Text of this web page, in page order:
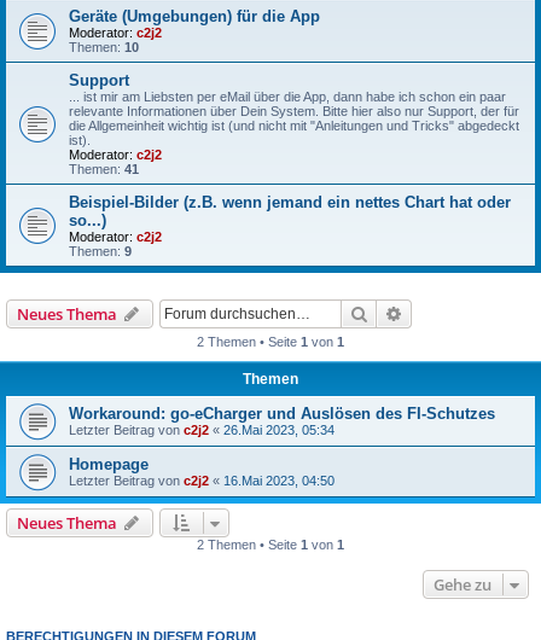
Geräte (Umgebungen) für die App
Moderator: c2j2
Themen: 10
Support
... ist mir am Liebsten per eMail über die App, dann habe ich schon ein paar
relevante Informationen über Dein System. Bitte hier also nur Support, der für
die Allgemeinheit wichtig ist (und nicht mit "Anleitungen und Tricks" abgedeckt
ist).
Moderator: c2j2
Themen: 41
Beispiel-Bilder (z.B. wenn jemand ein nettes Chart hat oder
so...)
Moderator: c2j2
Themen: 9
Neues Thema Suche
2 Themen • Seite 1 von 1
Themen
Workaround: go-eCharger und Auslösen des FI-Schutzes
Letzter Beitrag von c2j2 « 26.Mai 2023, 05:34
Homepage
Letzter Beitrag von c2j2 « 16.Mai 2023, 04:50
Neues Thema
2 Themen • Seite 1 von 1
Gehe zu
BERECHTIGUNGEN IN DIESEM FORUM